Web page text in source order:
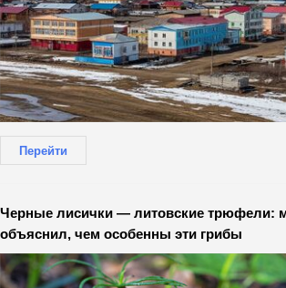
Перейти
Черные лисички — литовские трюфели:
объяснил, чем особенны эти грибы